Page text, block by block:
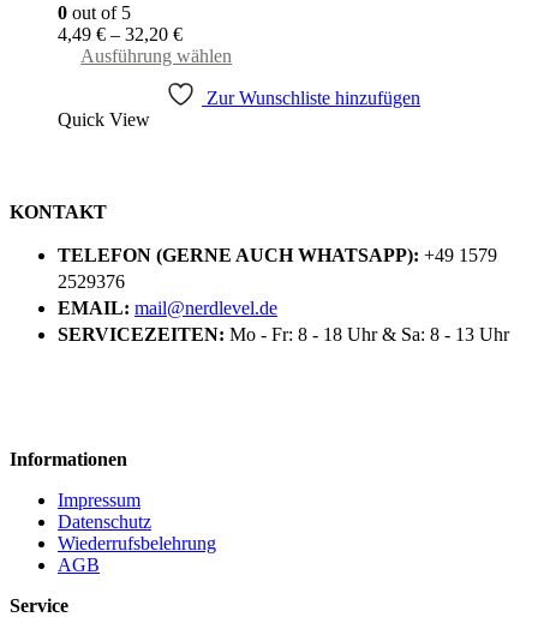
0 out of 5
4,49 € – 32,20 €
Ausführung wählen
weist
auf
gewählt
werden
Zur Wunschliste hinzufügen
Quick View
KONTAKT
TELEFON (GERNE AUCH WHATSAPP): +49 1579
2529376
EMAIL: mail@nerdlevel.de
SERVICEZEITEN: Mo - Fr: 8 - 18 Uhr & Sa: 8 - 13 Uhr
Informationen
Impressum
Datenschutz
Wiederrufsbelehrung
AGB
Service